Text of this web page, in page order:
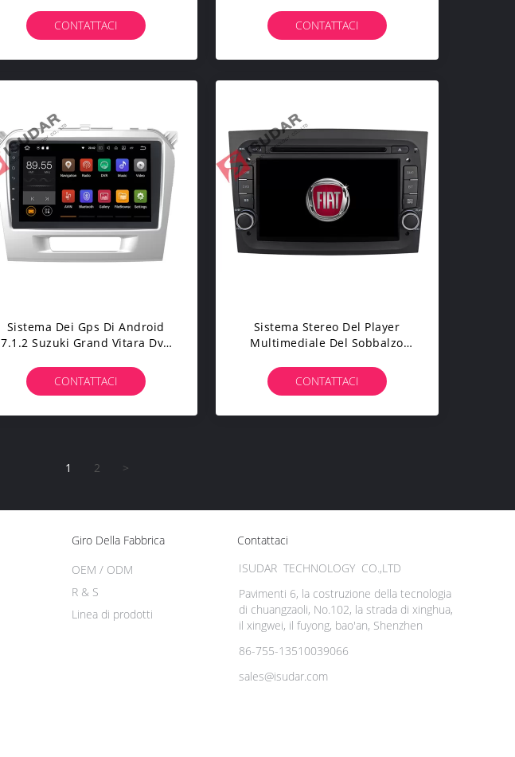
Di 1024*600 Honda Fit
CONTATTACI
Sistema 1 Di Kia Sportage Sat
Nav Dell'uscita Di RCA
CONTATTACI
Sistema Dei Gps Di Android
7.1.2 Suzuki Grand Vitara Dvd
Nella Stereotipia Del Touch
Screen Del Un Poco
CONTATTACI
Sistema Stereo Del Player
Multimediale Del Sobbalzo
Sistema Per La RADIO Di Fiat
CONTATTACI
1 2 >
Giro Della Fabbrica
Linea di prodotti
OEM / ODM
R & S
Contattaci
ISUDAR TECHNOLOGY CO.,LTD
Pavimenti 6, la costruzione della tecnologia
di chuangzaoli, No.102, la strada di xinghua,
il xingwei, il fuyong, bao'an, Shenzhen
86-755-13510039066
sales@isudar.com